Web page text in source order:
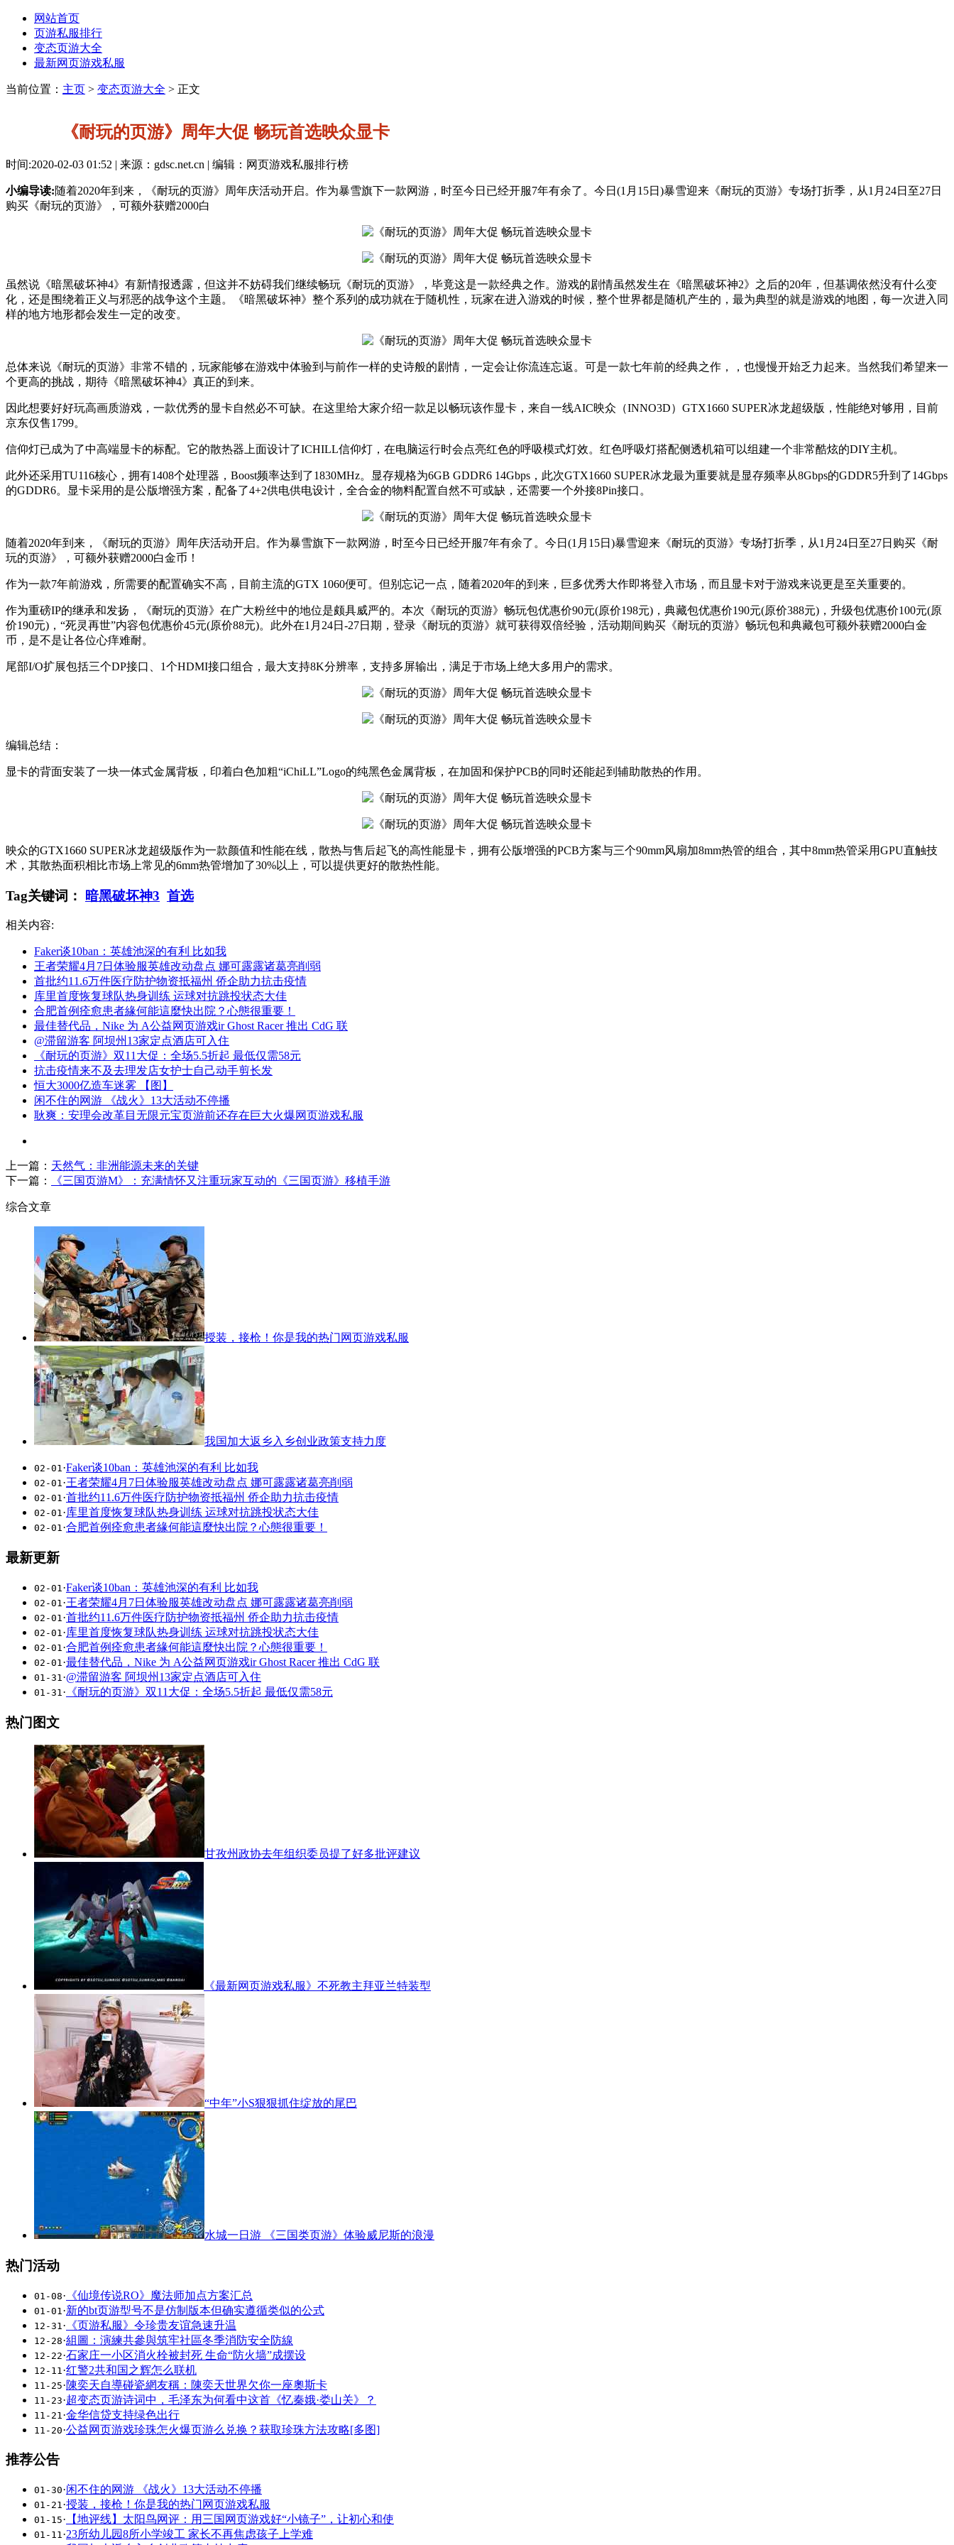
网站首页
页游私服排行
变态页游大全
最新网页游戏私服
当前位置： 主页 > 变态页游大全 > 正文
《耐玩的页游》周年大促 畅玩首选映众显卡
时间:2020-02-03 01:52 | 来源：gdsc.net.cn | 编辑：网页游戏私服排行榜
小编导读:随着2020年到来，《耐玩的页游》周年庆活动开启。作为暴雪旗下一款网游，时至今日已经开服7年有余了。今日(1月15日)暴雪迎来《耐玩的页游》专场打折季，从1月24日至27日
购买《耐玩的页游》，可额外获赠2000白
虽然说《暗黑破坏神4》有新情报透露，但这并不妨碍我们继续畅玩《耐玩的页游》，毕竟这是一款经典之作。游戏的剧情虽然发生在《暗黑破坏神2》之后的20年，但基调依然没有什么变
化，还是围绕着正义与邪恶的战争这个主题。《暗黑破坏神》整个系列的成功就在于随机性，玩家在进入游戏的时候，整个世界都是随机产生的，最为典型的就是游戏的地图，每一次进入同
样的地方地形都会发生一定的改变。
总体来说《耐玩的页游》非常不错的，玩家能够在游戏中体验到与前作一样的史诗般的剧情，一定会让你流连忘返。可是一款七年前的经典之作，，也慢慢开始乏力起来。当然我们希望来一
个更高的挑战，期待《暗黑破坏神4》真正的到来。
因此想要好好玩高画质游戏，一款优秀的显卡自然必不可缺。在这里给大家介绍一款足以畅玩该作显卡，来自一线AIC映众（INNO3D）GTX1660 SUPER冰龙超级版，性能绝对够用，目前
京东仅售1799。
信仰灯已成为了中高端显卡的标配。它的散热器上面设计了ICHILL信仰灯，在电脑运行时会点亮红色的呼吸模式灯效。红色呼吸灯搭配侧透机箱可以组建一个非常酷炫的DIY主机。
此外还采用TU116核心，拥有1408个处理器，Boost频率达到了1830MHz。显存规格为6GB GDDR6 14Gbps，此次GTX1660 SUPER冰龙最为重要就是显存频率从8Gbps的GDDR5升到了14Gbps
的GDDR6。显卡采用的是公版增强方案，配备了4+2供电供电设计，全合金的物料配置自然不可或缺，还需要一个外接8Pin接口。
随着2020年到来，《耐玩的页游》周年庆活动开启。作为暴雪旗下一款网游，时至今日已经开服7年有余了。今日(1月15日)暴雪迎来《耐玩的页游》专场打折季，从1月24日至27日购买《耐
玩的页游》，可额外获赠2000白金币！
作为一款7年前游戏，所需要的配置确实不高，目前主流的GTX 1060便可。但别忘记一点，随着2020年的到来，巨多优秀大作即将登入市场，而且显卡对于游戏来说更是至关重要的。
作为重磅IP的继承和发扬，《耐玩的页游》在广大粉丝中的地位是颇具威严的。本次《耐玩的页游》畅玩包优惠价90元(原价198元)，典藏包优惠价190元(原价388元)，升级包优惠价100元(原
价190元)，“死灵再世”内容包优惠价45元(原价88元)。此外在1月24日-27日期，登录《耐玩的页游》就可获得双倍经验，活动期间购买《耐玩的页游》畅玩包和典藏包可额外获赠2000白金
币，是不是让各位心痒难耐。
尾部I/O扩展包括三个DP接口、1个HDMI接口组合，最大支持8K分辨率，支持多屏输出，满足于市场上绝大多用户的需求。
编辑总结：
显卡的背面安装了一块一体式金属背板，印着白色加粗“iChiLL”Logo的纯黑色金属背板，在加固和保护PCB的同时还能起到辅助散热的作用。
映众的GTX1660 SUPER冰龙超级版作为一款颜值和性能在线，散热与售后起飞的高性能显卡，拥有公版增强的PCB方案与三个90mm风扇加8mm热管的组合，其中8mm热管采用GPU直触技
术，其散热面积相比市场上常见的6mm热管增加了30%以上，可以提供更好的散热性能。
Tag关键词： 暗黑破坏神3 首选
相关内容:
Faker谈10ban：英雄池深的有利 比如我
王者荣耀4月7日体验服英雄改动盘点 娜可露露诸葛亮削弱
首批约11.6万件医疗防护物资抵福州 侨企助力抗击疫情
库里首度恢复球队热身训练 运球对抗跳投状态大佳
合肥首例痊愈患者緣何能這麼快出院？心態很重要！
最佳替代品，Nike 为 A公益网页游戏ir Ghost Racer 推出 CdG 联
@滞留游客 阿坝州13家定点酒店可入住
《耐玩的页游》双11大促：全场5.5折起 最低仅需58元
抗击疫情来不及去理发店女护士自己动手剪长发
恒大3000亿造车迷雾 【图】
闲不住的网游 《战火》13大活动不停播
耿爽：安理会改革目无限元宝页游前还存在巨大火爆网页游戏私服
上一篇： 天然气：非洲能源未来的关键
下一篇：
《三国页游M》：充满情怀又注重玩家互动的《三国页游》移植手游
综合文章
授装，接枪！你是我的热门网页游戏私服
我国加大返乡入乡创业政策支持力度
02-01·Faker谈10ban：英雄池深的有利 比如我
02-01·王者荣耀4月7日体验服英雄改动盘点 娜可露露诸葛亮削弱
02-01·首批约11.6万件医疗防护物资抵福州 侨企助力抗击疫情
02-01·库里首度恢复球队热身训练 运球对抗跳投状态大佳
02-01·合肥首例痊愈患者緣何能這麼快出院？心態很重要！
最新更新
02-01 ·Faker谈10ban：英雄池深的有利 比如我
02-01 ·王者荣耀4月7日体验服英雄改动盘点 娜可露露诸葛亮削弱
02-01 ·首批约11.6万件医疗防护物资抵福州 侨企助力抗击疫情
02-01 ·库里首度恢复球队热身训练 运球对抗跳投状态大佳
02-01 ·合肥首例痊愈患者緣何能這麼快出院？心態很重要！
02-01 ·最佳替代品，Nike 为 A公益网页游戏ir Ghost Racer 推出 CdG 联
01-31 ·@滞留游客 阿坝州13家定点酒店可入住
01-31 · 《耐玩的页游》双11大促：全场5.5折起 最低仅需58元
热门图文
甘孜州政协去年组织委员提了好多批评建议
《最新网页游戏私服》不死教主拜亚兰特装型
“中年”小S狠狠抓住绽放的尾巴
水城一日游 《三国类页游》体验威尼斯的浪漫
热门活动
01-08· 《仙境传说RO》魔法师加点方案汇总
01-01 ·新的bt页游型号不是仿制版本但确实遵循类似的公式
12-31 · 《页游私服》令珍贵友谊急速升温
12-28·組圖：演練共參與筑牢社區冬季消防安全防線
12-22·石家庄一小区消火栓被封死 生命“防火墙”成摆设
12-11 ·红警2共和国之辉怎么联机
11-25·陳奕天自導碰瓷網友稱：陳奕天世界欠你一座奧斯卡
11-23·超变态页游诗词中，毛泽东为何看中这首《忆秦娥·娄山关》？
11-21 ·金华信贷支持绿色出行
11-20·公益网页游戏珍珠怎火爆页游么兑换？获取珍珠方法攻略[多图]
推荐公告
01-30·闲不住的网游 《战火》13大活动不停播
01-21·授装，接枪！你是我的热门网页游戏私服
01-15· 【地评线】太阳鸟网评：用三国网页游戏好“小镜子”，让初心和使
01-11·23所幼儿园8所小学竣工 家长不再焦虑孩子上学难